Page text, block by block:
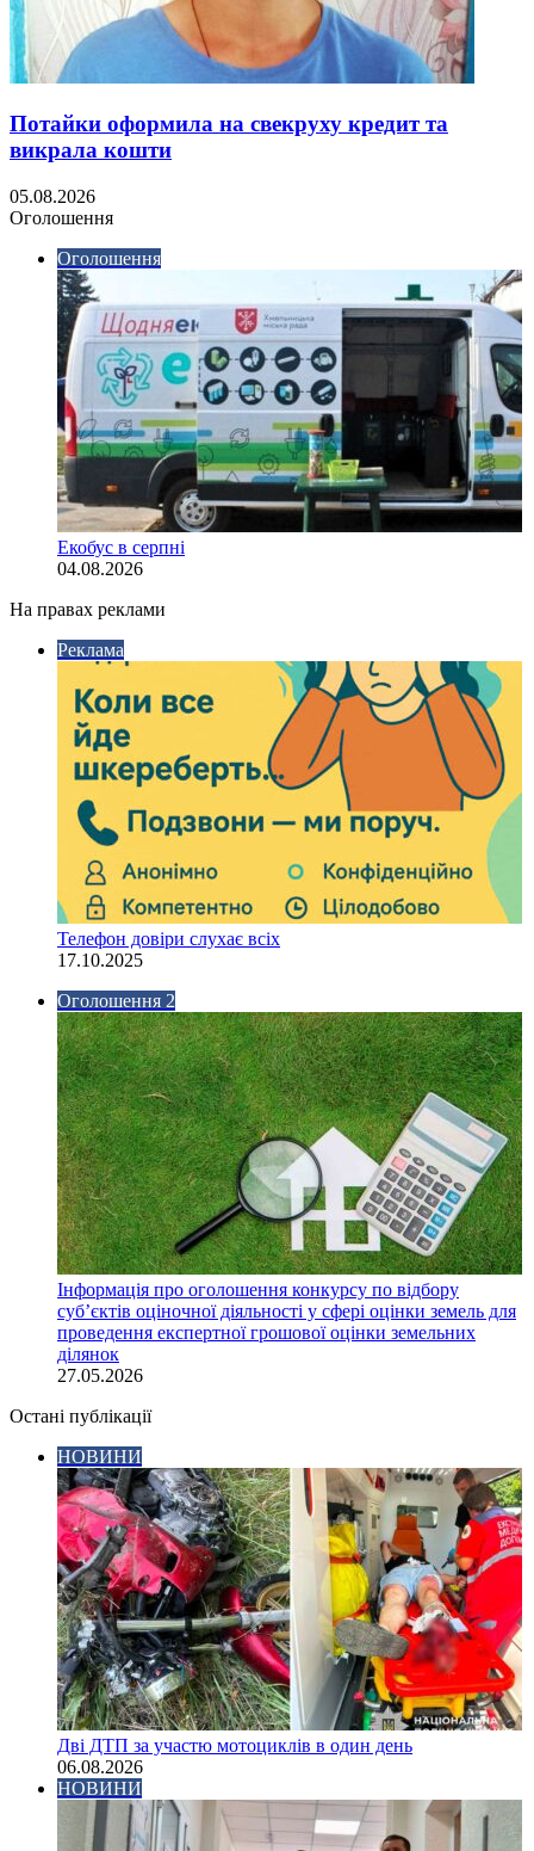
Потайки оформила на свекруху кредит та
викрала кошти
05.08.2026
Оголошення
Оголошення
Екобус в серпні
04.08.2026
На правах реклами
Реклама
Телефон довіри слухає всіх
17.10.2025
Оголошення 2
Інформація про оголошення конкурсу по відбору
суб’єктів оціночної діяльності у сфері оцінки земель для
проведення експертної грошової оцінки земельних
ділянок
27.05.2026
Остані публікації
НОВИНИ
Дві ДТП за участю мотоциклів в один день
06.08.2026
НОВИНИ